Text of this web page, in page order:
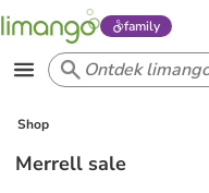
family
Shop
Merrell sale